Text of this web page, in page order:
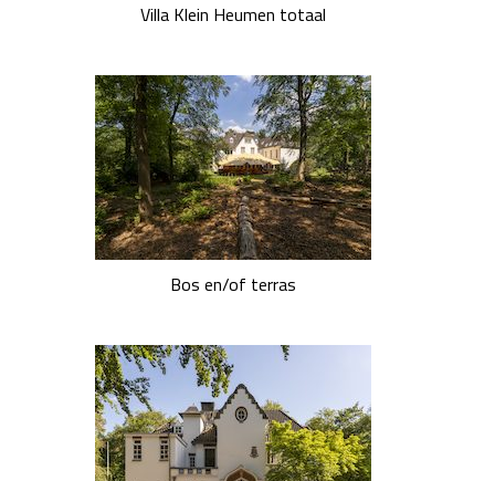
Villa Klein Heumen totaal
Bos en/of terras